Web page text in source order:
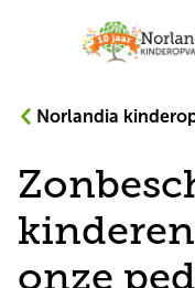
Norlandia
onze